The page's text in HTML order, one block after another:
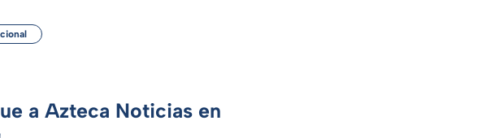
a Azteca Noticias en